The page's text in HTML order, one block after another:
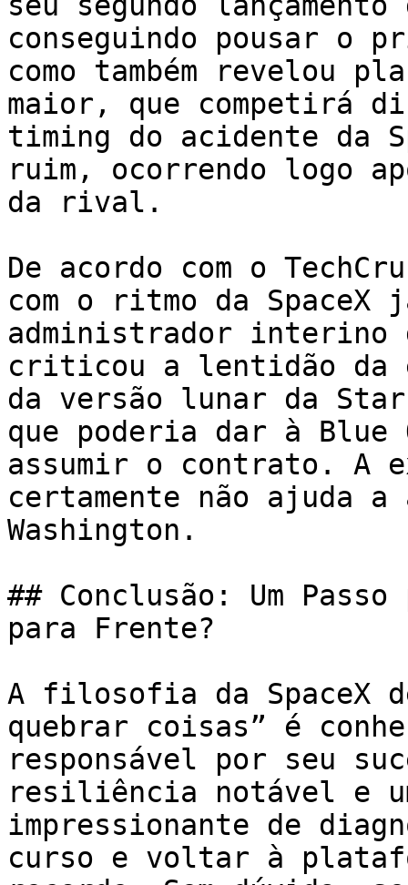
conseguindo pousar o
como também revelou
maior, que competirá
timing do acidente da
ruim, ocorrendo logo
da rival.
De acordo com o
com o ritmo da
administrador interino
criticou a lentidão da
da versão lunar da
que poderia dar à Blue
assumir o contrato. A
certamente não ajuda a
Washington.
## Conclusão: Um
para Frente?
A filosofia da SpaceX
quebrar coisas” é
responsável por seu
resiliência notável e
impressionante de
curso e voltar à